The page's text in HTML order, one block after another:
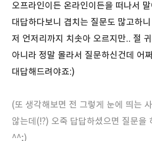
오프라인이든 온라인이든을 떠나서
대답하다보니 겹치는 질문도 많고하
저 언저리까지 치솟아 오르지만.. 절
아니라 정말 몰라서 질문하신건데 어
대답해드려야죠:)
(또 생각해보면 전 그렇게 눈에 띄는
않는데(!?) 오죽 답답하셨으면 질문을
^^;)